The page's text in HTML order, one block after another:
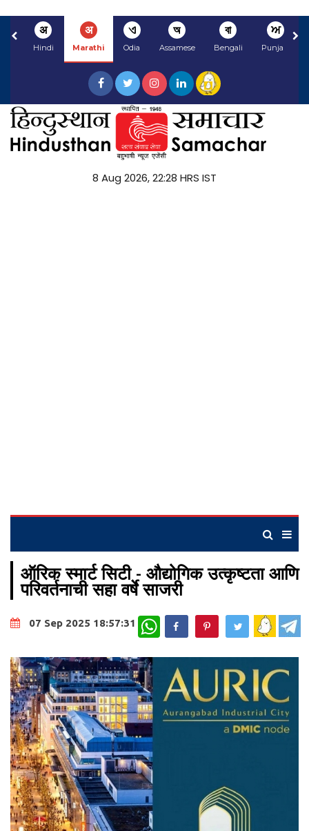
अ
Hindi
अ
Marathi
ଏ
Odia
অ
Assamese
বা
Bengali
ਅ
Punjabi
8 Aug 2026, 22:28 HRS IST
ऑरिक स्मार्ट सिटी - औद्योगिक उत्कृष्टता आणि
परिवर्तनाची सहा वर्षे साजरी
07 Sep 2025 18:57:31 WhatsApp